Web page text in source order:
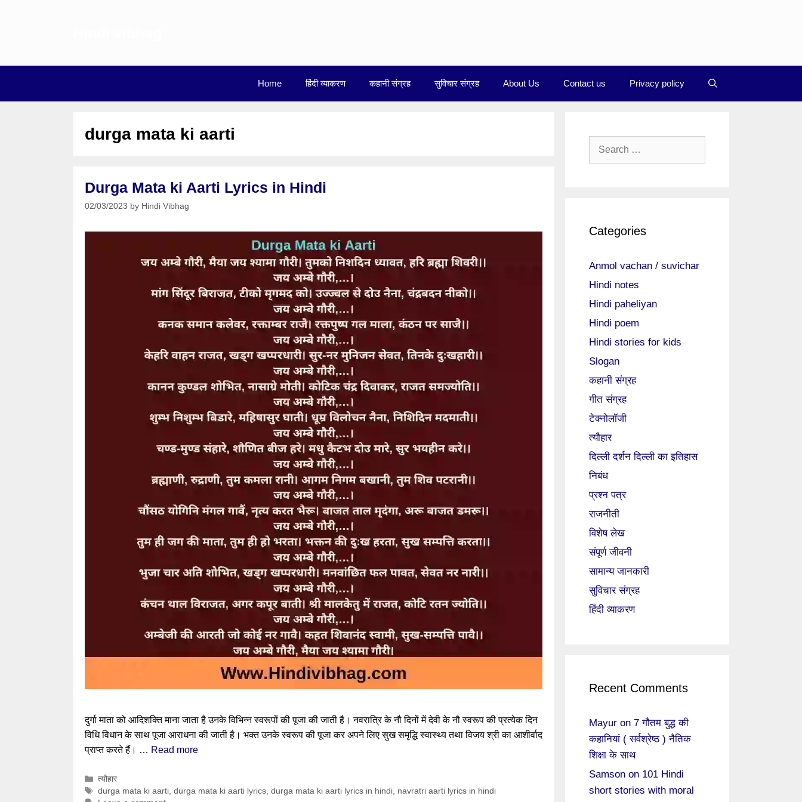
Home हिंदी व्याकरण कहानी संग्रह सुविचार संग्रह About Us Contact us Privacy policy
durga mata ki aarti
Durga Mata ki Aarti Lyrics in Hindi
02/03/2023 by Hindi Vibhag
दुर्गा माता को आदिशक्ति माना जाता है उनके विभिन्न स्वरूपों की पूजा की जाती है। नवरात्रि के नौ दिनों में देवी के नौ स्वरूप की प्रत्येक दिन
विधि विधान के साथ पूजा आराधना की जाती है। भक्त उनके स्वरूप की पूजा कर अपने लिए सुख समृद्धि स्वास्थ्य तथा विजय श्री का आशीर्वाद
प्राप्त करते हैं। … Read more
Categories
त्यौहार
Tags
durga mata ki aarti, durga mata ki aarti lyrics, durga mata ki aarti lyrics in hindi, navratri aarti lyrics in hindi
Search
Categories
Anmol vachan / suvichar
Hindi notes
Hindi paheliyan
Hindi poem
Hindi stories for kids
Slogan
कहानी संग्रह
गीत संग्रह
टेक्नोलॉजी
त्यौहार
दिल्ली दर्शन दिल्ली का इतिहास
निबंध
प्रश्न पत्र
राजनीती
विशेष लेख
संपूर्ण जीवनी
सामान्य जानकारी
सुविचार संग्रह
हिंदी व्याकरण
Recent Comments
Mayur on 7 गौतम बुद्ध की
कहानियां ( सर्वश्रेष्ठ ) नैतिक
शिक्षा के साथ
Samson on 101 Hindi
short stories with moral